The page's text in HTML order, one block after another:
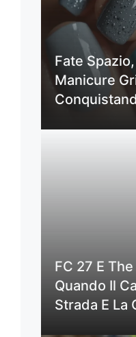
Fate
Manicure
FC 27 E
Quando Il
Strada E La